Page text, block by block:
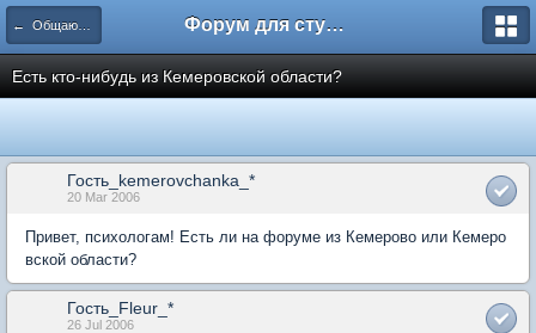
← Общаются психологи Форум для студента СГА
Есть кто-нибудь из Кемеровской области?
Гость_kemerovchanka_*
20 Mar 2006
Привет, психологам! Есть ли на форуме из Кемерово или Кемеро
вской области?
Гость_Fleur_*
26 Jul 2006